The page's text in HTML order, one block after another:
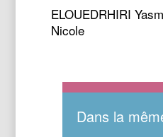
ELOUEDRHIRI
Nicole
Dans la